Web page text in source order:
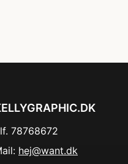
78768672
hej@want.dk